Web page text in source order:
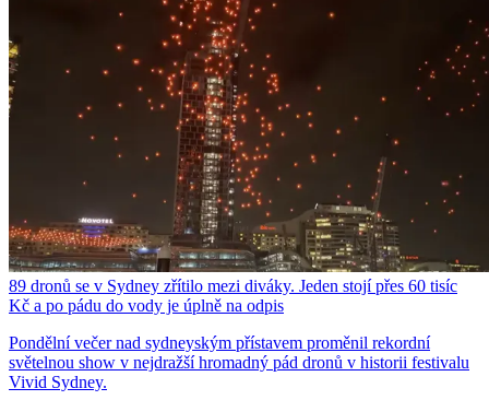
89 dronů se v Sydney zřítilo mezi diváky. Jeden stojí přes 60 tisíc
Kč a po pádu do vody je úplně na odpis
Pondělní večer nad sydneyským přístavem proměnil rekordní
světelnou show v nejdražší hromadný pád dronů v historii festivalu
Vivid Sydney.